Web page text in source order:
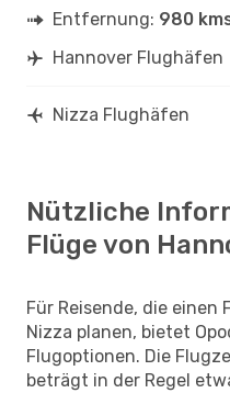
Entfernung: 980
Hannover Flughäfen
Nizza Flughäfen
Nützliche
Flüge von
Für Reisende, die einen
Nizza planen, bietet
Flugoptionen. Die
beträgt in der Regel